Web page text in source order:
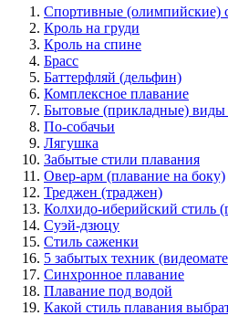
Спортивные (олимпийские)
Кроль на груди
Кроль на спине
Брасс
Баттерфляй (дельфин)
Комплексное плавание
Бытовые (прикладные) виды
По-собачьи
Лягушка
Забытые стили плавания
Овер-арм (плавание на боку)
Треджен (траджен)
Колхидо-иберийский стиль
Суэй-дзюцу
Стиль саженки
5 забытых техник
Синхронное плавание
Плавание под водой
Какой стиль плавания